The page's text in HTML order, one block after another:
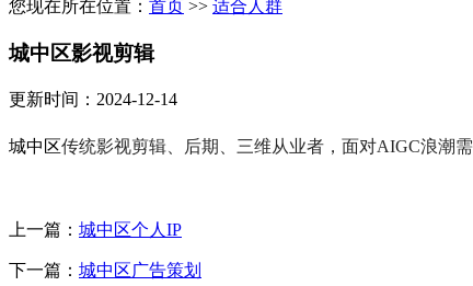
您现在所在位置： 首页 >> 适合人群
城中区影视剪辑
更新时间：2024-12-14
城中区传统影视剪辑、后期、三维从业者，面对AIGC浪潮
上一篇： 城中区个人IP
下一篇： 城中区广告策划